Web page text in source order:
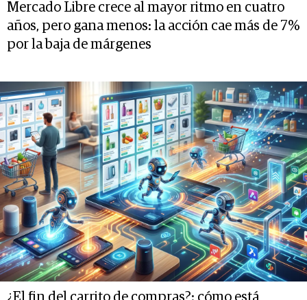
Mercado Libre crece al mayor ritmo en cuatro
años, pero gana menos: la acción cae más de 7%
por la baja de márgenes
¿El fin del carrito de compras?: cómo está